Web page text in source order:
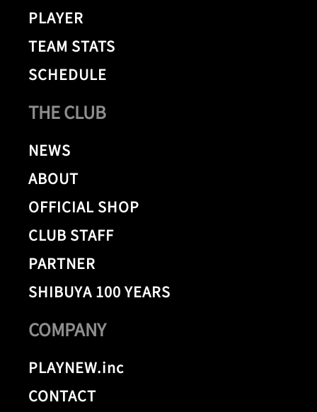
THE CLUB
NEWS
ABOUT
OFFICIAL SHOP
CLUB STAFF
PARTNER
SHIBUYA 100 YEARS
COMPANY
PLAYNEW.inc
CONTACT
PLAYER
TEAM STATS
SCHEDULE